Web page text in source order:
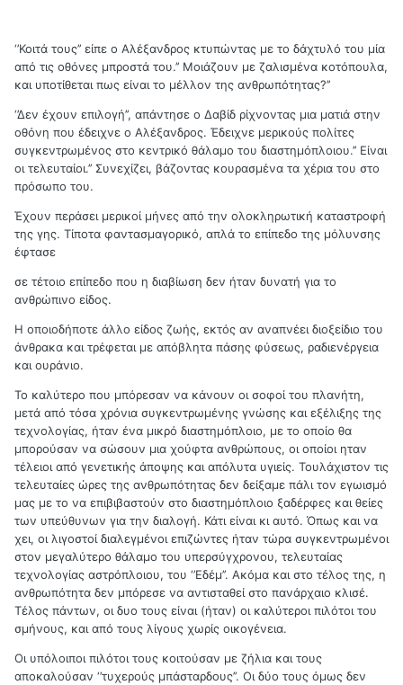
‘’Κοιτά τους’’ είπε ο Αλέξανδρος κτυπώντας με το δάχτυλό του μία
από τις οθόνες μπροστά του.’’ Μοιάζουν με ζαλισμένα κοτόπουλα,
και υποτίθεται πως είναι το μέλλον της ανθρωπότητας?’’
‘’Δεν έχουν επιλογή’’, απάντησε ο Δαβίδ ρίχνοντας μια ματιά στην
οθόνη που έδειχνε ο Αλέξανδρος. Έδειχνε μερικούς πολίτες
συγκεντρωμένος στο κεντρικό θάλαμο του διαστημόπλοιου.’’ Είναι
οι τελευταίοι.’’ Συνεχίζει, βάζοντας κουρασμένα τα χέρια του στο
πρόσωπο του.
Έχουν περάσει μερικοί μήνες από την ολοκληρωτική καταστροφή
της γης. Τίποτα φαντασμαγορικό, απλά το επίπεδο της μόλυνσης
έφτασε
σε τέτοιο επίπεδο που η διαβίωση δεν ήταν δυνατή για το
ανθρώπινο είδος.
Η οποιοδήποτε άλλο είδος ζωής, εκτός αν αναπνέει διοξείδιο του
άνθρακα και τρέφεται με απόβλητα πάσης φύσεως, ραδιενέργεια
και ουράνιο.
Το καλύτερο που μπόρεσαν να κάνουν οι σοφοί του πλανήτη,
μετά από τόσα χρόνια συγκεντρωμένης γνώσης και εξέλιξης της
τεχνολογίας, ήταν ένα μικρό διαστημόπλοιο, με το οποίο θα
μπορούσαν να σώσουν μια χούφτα ανθρώπους, οι οποίοι ηταν
τέλειοι από γενετικής άποψης και απόλυτα υγιείς. Τουλάχιστον τις
τελευταίες ώρες της ανθρωπότητας δεν δείξαμε πάλι τον εγωισμό
μας με το να επιβιβαστούν στο διαστημόπλοιο ξαδέρφες και θείες
των υπεύθυνων για την διαλογή. Κάτι είναι κι αυτό. Όπως και να
χει, οι λιγοστοί διαλεγμένοι επιζώντες ήταν τώρα συγκεντρωμένοι
στον μεγαλύτερο θάλαμο του υπερσύγχρονου, τελευταίας
τεχνολογίας αστρόπλοιου, του ‘’Εδέμ’’. Ακόμα και στο τέλος της, η
ανθρωπότητα δεν μπόρεσε να αντισταθεί στο πανάρχαιο κλισέ.
Τέλος πάντων, οι δυο τους είναι (ήταν) οι καλύτεροι πιλότοι του
σμήνους, και από τους λίγους χωρίς οικογένεια.
Οι υπόλοιποι πιλότοι τους κοιτούσαν με ζήλια και τους
αποκαλούσαν ‘’τυχερούς μπάσταρδους’’. Οι δύο τους όμως δεν